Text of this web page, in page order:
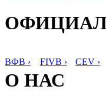
ВФВ › FIVB › CEV ›
О НАС